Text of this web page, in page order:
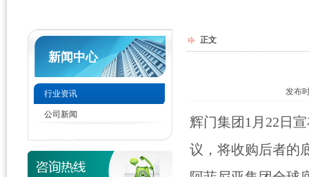
新闻中心
行业资讯
公司新闻
正文
发布
辉门集团1月22日
议，将收购后者的